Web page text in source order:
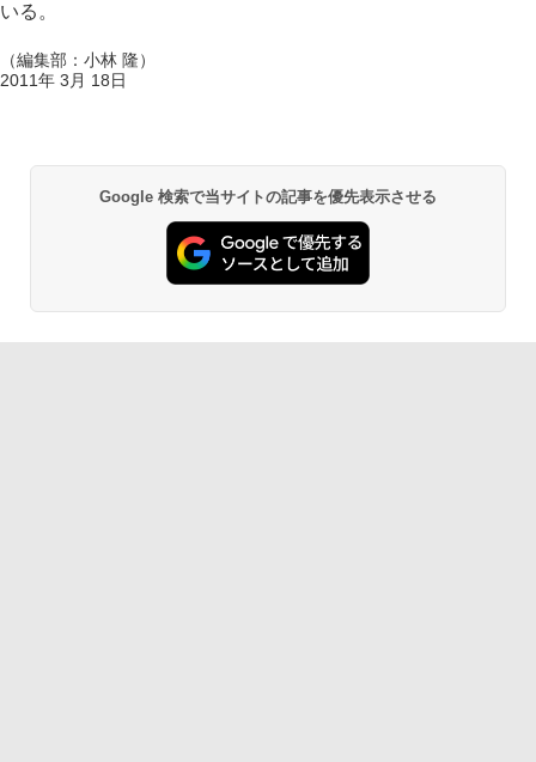
いる。
（編集部：小林 隆）
2011年 3月 18日
Google 検索で当サイトの記事を優先表示させる